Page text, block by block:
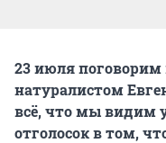
23 июля
натуралистом
всё, что мы видим
отголосок в том,